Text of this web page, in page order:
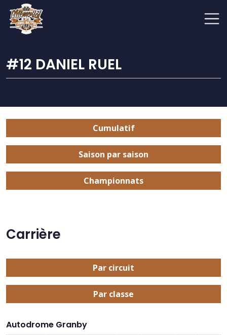
#12 DANIEL RUEL
Cumulatif
Saison par saison
Championnats
Carrière
Par circuit
Par classe
Autodrome Granby